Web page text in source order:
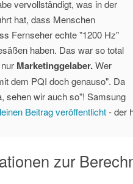
vervollständigt, was in der
hat, dass Menschen
Fernseher echte "1200 Hz"
haben. Das war so total
Marketinggelaber.Wer
dem PQI doch genauso". Da
sehen wir auch so"! Samsung
Beitrag veröffentlicht- der
zur